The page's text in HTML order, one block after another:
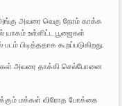
அவரை வெகு நேரம் காக்க
யாகம் உள்ளிட்ட பூஜைகள்
கூறப்படுகிறது.
அவரை தாக்கி செல்போனை
மக்கள் விரோத போக்கை